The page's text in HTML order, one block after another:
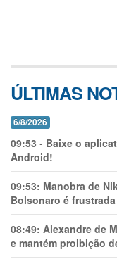
ÚLTIMAS
6/8/2026
09:53 - Baixe o
Android!
09:53: Manobra de
Bolsonaro é
08:49: Alexandre de
e mantém proibição